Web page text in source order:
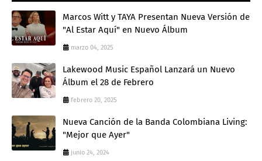
Marcos Witt y TAYA Presentan Nueva Versión de
"Al Estar Aquí" en Nuevo Álbum
marzo 04, 2025
Lakewood Music Español Lanzará un Nuevo
Álbum el 28 de Febrero
febrero 20, 2025
Nueva Canción de la Banda Colombiana Living:
"Mejor que Ayer"
junio 24, 2024